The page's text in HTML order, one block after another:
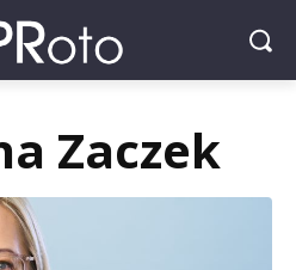
Zaczek